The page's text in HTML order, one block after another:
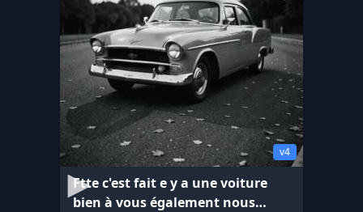
v4
Ftte c'est fait e y a une voiture
bien à vous également nous